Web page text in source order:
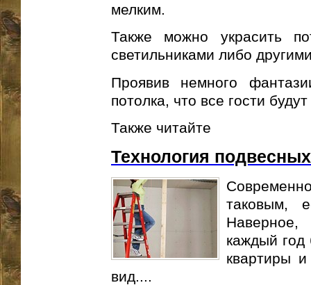
мелким.
Также можно украсить
светильниками либо
Проявив немного
потолка, что все гости
Также читайте
Технология
таковым,
каждый год
квартиры
вид....